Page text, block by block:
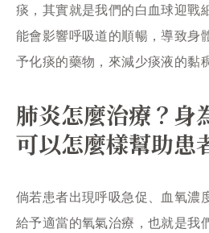
痰，其實就是我們的白血球迎戰
能會影響呼吸道的順暢，導致身
予化痰的藥物，來減少痰液的黏
肺炎怎麼治療？身
可以怎麼樣幫助患
倘若患者出現呼吸急促、血氧濃
給予適當的氧氣治療，也就是我